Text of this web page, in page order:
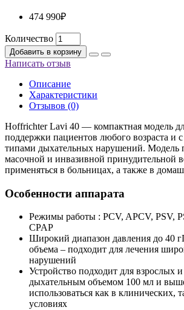
474 990₽
Количество
Добавить в корзину
Написать отзыв
Описание
Характеристики
Отзывов (0)
Hoffrichter Lavi 40 — компактная модель
поддержки пациентов любого возраста и
типами дыхательных нарушений. Модель
масочной и инвазивной принудительной
применяться в больницах, а также в
Особенности аппарата
Режимы работы : PCV, APCV, PSV,
CPAP
Широкий диапазон давления до 40
объема – подходит для лечения
нарушений
Устройство подходит для взрослых и
дыхательным объемом 100 мл и
использоваться как в клинических,
условиях